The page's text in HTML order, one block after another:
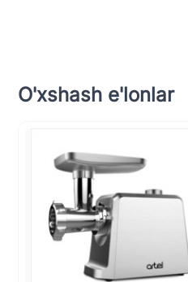
O'xshash e'lonlar